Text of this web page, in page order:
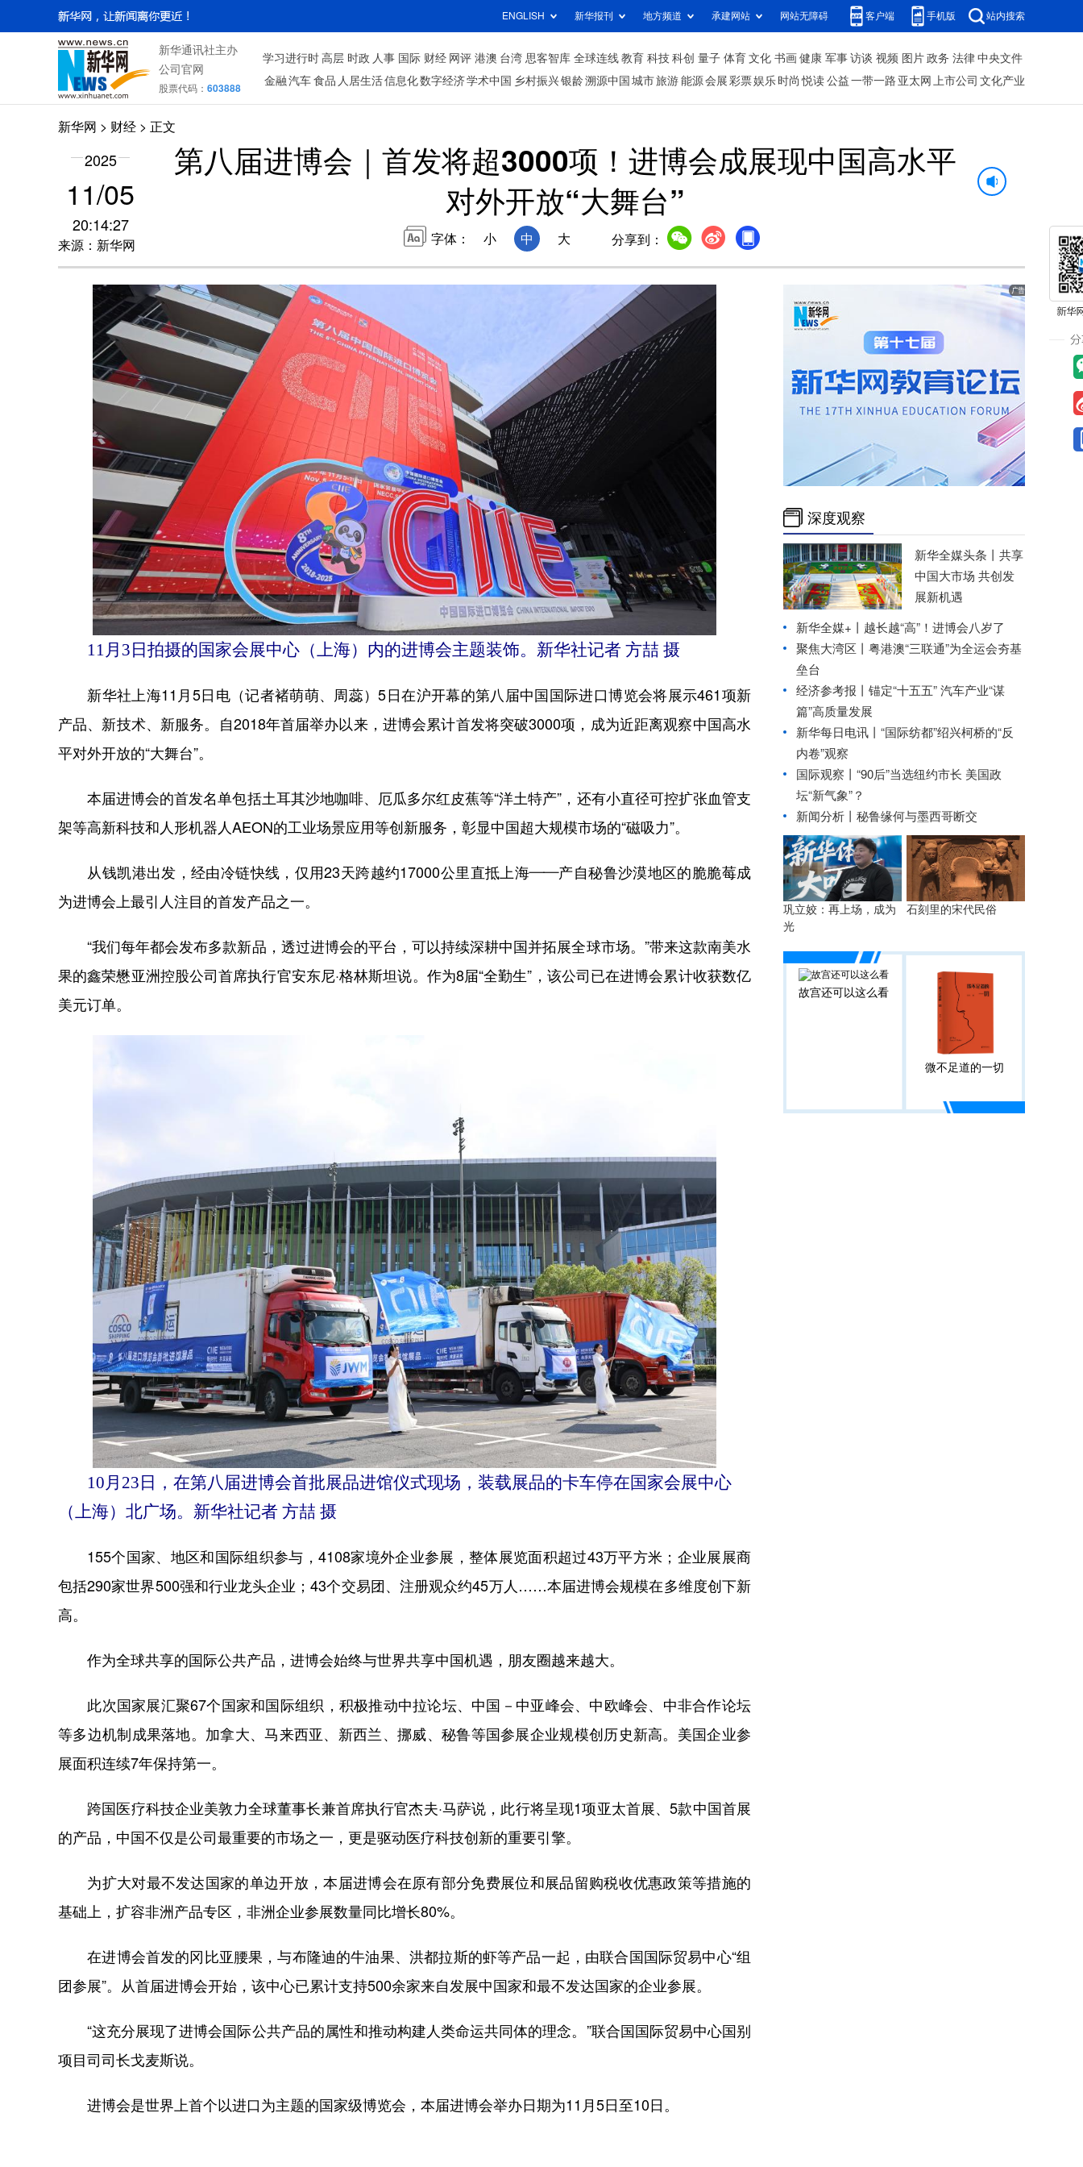
ENGLISH 新华报刊 地方频道 承建网站 网站无障碍 客户端 手机版 站内搜索
新华通讯社主办
公司官网
股票代码： 603888
学习进行时 高层 时政 人事 国际 财经 网评 港澳 台湾 思客智库 全球连线 教育 科技 科创 量子 体育 文化 书画 健康 军事 访谈 视频 图片 政务 法律 中央文件
金融 汽车 食品 人居生活信息化数字经济学术中国 乡村振兴银龄溯源中国 城市旅游 能源 会展 彩票娱乐 时尚 悦读 公益 一带一路 亚太网 上市公司 文化产业
新华网 > 财经 > 正文
2025
11/05
20:14:27
来源：新华网
第八届进博会｜首发将超3000项！进博会成展现中国高水平
对外开放“大舞台”
字体： 小 中 大 分享到：
11月3日拍摄的国家会展中心（上海）内的进博会主题装饰。新华社记者 方喆 摄
新华社上海11月5日电（记者褚萌萌、周蕊）5日在沪开幕的第八届中国国际进口博览会将展示461项新
产品、新技术、新服务。自2018年首届举办以来，进博会累计首发将突破3000项，成为近距离观察中国高水
平对外开放的“大舞台”。
本届进博会的首发名单包括土耳其沙地咖啡、厄瓜多尔红皮蕉等“洋土特产”，还有小直径可控扩张血管支
架等高新科技和人形机器人AEON的工业场景应用等创新服务，彰显中国超大规模市场的“磁吸力”。
从钱凯港出发，经由冷链快线，仅用23天跨越约17000公里直抵上海——产自秘鲁沙漠地区的脆脆莓成
为进博会上最引人注目的首发产品之一。
“我们每年都会发布多款新品，透过进博会的平台，可以持续深耕中国并拓展全球市场。”带来这款南美水
果的鑫荣懋亚洲控股公司首席执行官安东尼·格林斯坦说。作为8届“全勤生”，该公司已在进博会累计收获数亿
美元订单。
10月23日，在第八届进博会首批展品进馆仪式现场，装载展品的卡车停在国家会展中心
（上海）北广场。新华社记者 方喆 摄
155个国家、地区和国际组织参与，4108家境外企业参展，整体展览面积超过43万平方米；企业展展商
包括290家世界500强和行业龙头企业；43个交易团、注册观众约45万人……本届进博会规模在多维度创下新
高。
作为全球共享的国际公共产品，进博会始终与世界共享中国机遇，朋友圈越来越大。
此次国家展汇聚67个国家和国际组织，积极推动中拉论坛、中国－中亚峰会、中欧峰会、中非合作论坛
等多边机制成果落地。加拿大、马来西亚、新西兰、挪威、秘鲁等国参展企业规模创历史新高。美国企业参
展面积连续7年保持第一。
跨国医疗科技企业美敦力全球董事长兼首席执行官杰夫·马萨说，此行将呈现1项亚太首展、5款中国首展
的产品，中国不仅是公司最重要的市场之一，更是驱动医疗科技创新的重要引擎。
为扩大对最不发达国家的单边开放，本届进博会在原有部分免费展位和展品留购税收优惠政策等措施的
基础上，扩容非洲产品专区，非洲企业参展数量同比增长80%。
在进博会首发的冈比亚腰果，与布隆迪的牛油果、洪都拉斯的虾等产品一起，由联合国国际贸易中心“组
团参展”。从首届进博会开始，该中心已累计支持500余家来自发展中国家和最不发达国家的企业参展。
“这充分展现了进博会国际公共产品的属性和推动构建人类命运共同体的理念。”联合国国际贸易中心国别
项目司司长戈麦斯说。
进博会是世界上首个以进口为主题的国家级博览会，本届进博会举办日期为11月5日至10日。
深度观察
新华全媒头条丨 共享
中国大市场 共创发
展新机遇
新华全媒+丨 越长越“高”！进博会八岁了
聚焦大湾区丨粤港澳“三联通”为全运会夯基
垒台
经济参考报丨 锚定“十五五” 汽车产业“谋
篇”高质量发展
新华每日电讯丨 “国际纺都”绍兴柯桥的“反
内卷”观察
国际观察丨 “90后”当选纽约市长 美国政
坛“新气象”？
新闻分析丨秘鲁缘何与墨西哥断交
巩立姣：再上场，成为
光
石刻里的宋代民俗
故宫还可以这么看
微不足道的一切